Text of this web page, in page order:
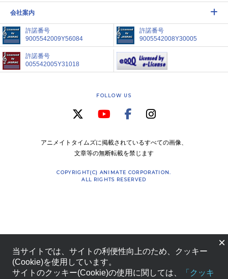
会社案内
許諾番号
9005542009Y56084
許諾番号
9005542008Y30005
許諾番号
005542005Y31018
FOLLOW US
アニメイトタイムズに掲載されているすべての画像、
文章等の無断転載を禁じます
COPYRIGHT(C) ANIMATE CORPORATION.
ALL RIGHTS RESERVED
×
当サイトでは、サイトの利便性向上のため、クッキー
(Cookie)を使用しています。
サイトのクッキー(Cookie)の使用に関しては、
「クッキ